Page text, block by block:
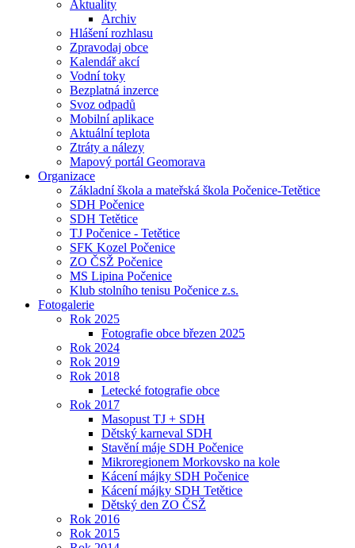
Aktuality
Archiv
Hlášení rozhlasu
Zpravodaj obce
Kalendář akcí
Vodní toky
Bezplatná inzerce
Svoz odpadů
Mobilní aplikace
Aktuální teplota
Ztráty a nálezy
Mapový portál Geomorava
Organizace
Základní škola a mateřská škola Počenice-Tetětice
SDH Počenice
SDH Tetětice
TJ Počenice - Tetětice
SFK Kozel Počenice
ZO ČSŽ Počenice
MS Lipina Počenice
Klub stolního tenisu Počenice z.s.
Fotogalerie
Rok 2025
Fotografie obce březen 2025
Rok 2024
Rok 2019
Rok 2018
Letecké fotografie obce
Rok 2017
Masopust TJ + SDH
Dětský karneval SDH
Stavění máje SDH Počenice
Mikroregionem Morkovsko na kole
Kácení májky SDH Počenice
Kácení májky SDH Tetětice
Dětský den ZO ČSŽ
Rok 2016
Rok 2015